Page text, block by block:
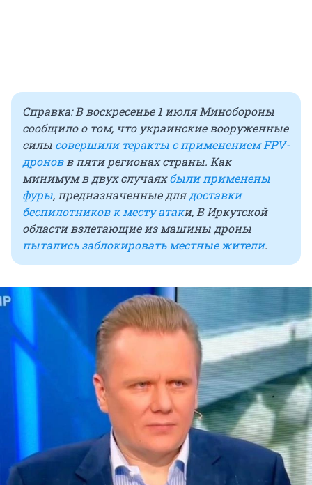
Справка: В воскресенье 1 июля Минобороны
сообщило о том, что украинские вооруженные
силы совершили теракты с применением FPV-
дроновв пяти регионах страны. Как
минимум в двух случаяхбыли применены
фуры, предназначенные длядоставки
беспилотников к месту атаки, В Иркутской
области взлетающие из машины дроны
пытались заблокировать местные жители.